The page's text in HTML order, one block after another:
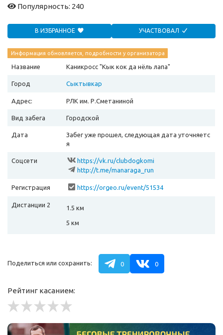
Популярность: 240
В ИЗБРАННОЕ УЧАСТВОВАЛ
Информация обновляется, подробности у организатора
Название Каникросс "Кык кок да нёль лапа"
Город Сыктывкар
Адрес: РЛК им. Р.Сметаниной
Вид забега Городской
Дата
Забег уже прошел, следующая дата уточняетс
я
Соцсети
https://vk.ru/clubdogkomi
http://t.me/manaraga_run
Регистрация https://orgeo.ru/event/51534
Дистанции 2 1.5 км
5 км
Поделиться или сохранить: 0 0
Рейтинг касанием: